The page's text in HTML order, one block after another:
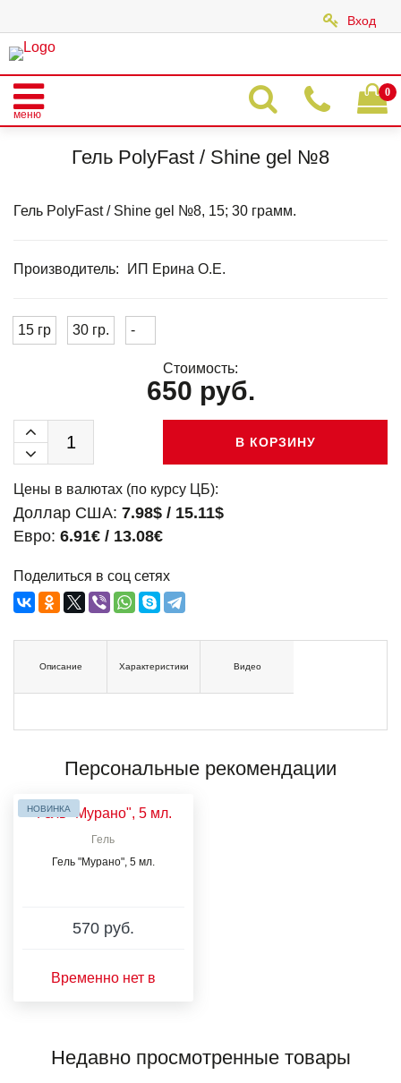
Вход
меню
0
Гель PolyFast / Shine gel №8
Гель PolyFast / Shine gel №8, 15; 30 грамм.
Производитель: ИП Ерина О.Е.
15 гр 30 гр. -
Стоимость:
650 руб.
В КОРЗИНУ
Цены в валютах (по курсу ЦБ):
Доллар США: 7.98$ / 15.11$
Евро: 6.91€ / 13.08€
Поделиться в соц сетях
Описание Характеристики Видео
Персональные рекомендации
НОВИНКА
Гель
Гель "Мурано", 5 мл.
570 руб.
Временно нет в
Недавно просмотренные товары